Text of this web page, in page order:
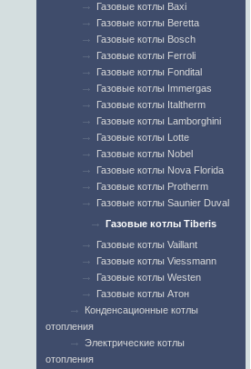
Газовые котлы Baxi
Газовые котлы Beretta
Газовые котлы Bosch
Газовые котлы Ferroli
Газовые котлы Fondital
Газовые котлы Immergas
Газовые котлы Italtherm
Газовые котлы Lamborghini
Газовые котлы Lotte
Газовые котлы Nobel
Газовые котлы Nova Florida
Газовые котлы Protherm
Газовые котлы Saunier Duval
Газовые котлы Tiberis
Газовые котлы Vaillant
Газовые котлы Viessmann
Газовые котлы Westen
Газовые котлы Атон
Конденсационные котлы
отопления
Электрические котлы
отопления